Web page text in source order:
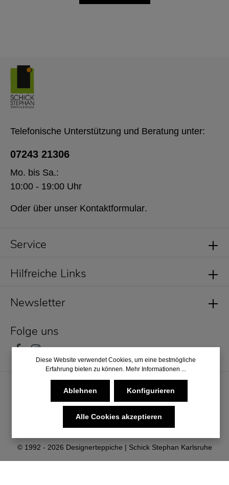
Service
Newsletter
Folge uns
Telefonische Unterstützung und Beratung unter:
07243 21306
Mo. bis Sa.:
10:00 - 19:00 Uhr
Oder über unser Kontaktformular.
Hilfreiche Links
© 1992 - 2026 Designerteppiche | Schick Stephan Karlsruhe
* Alle Preise inkl. gesetzl. Mehrwertsteuer zzgl.
und ggf. Nachnahmegebühren, wenn nicht anders angegeben.
Diese Website verwendet Cookies, um eine bestmögliche
Erfahrung bieten zu können. Mehr Informationen ...
Ablehnen Konfigurieren
Alle Cookies akzeptieren